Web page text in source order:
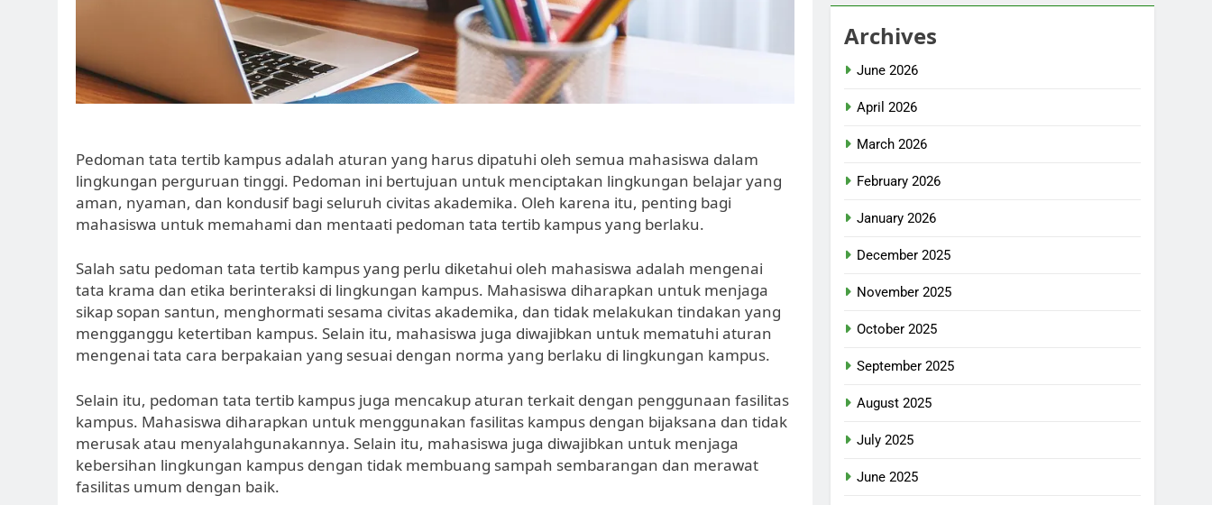
Pedoman tata tertib kampus adalah aturan yang harus dipatuhi oleh semua mahasiswa dalam
lingkungan perguruan tinggi. Pedoman ini bertujuan untuk menciptakan lingkungan belajar yang
aman, nyaman, dan kondusif bagi seluruh civitas akademika. Oleh karena itu, penting bagi
mahasiswa untuk memahami dan mentaati pedoman tata tertib kampus yang berlaku.
Salah satu pedoman tata tertib kampus yang perlu diketahui oleh mahasiswa adalah mengenai
tata krama dan etika berinteraksi di lingkungan kampus. Mahasiswa diharapkan untuk menjaga
sikap sopan santun, menghormati sesama civitas akademika, dan tidak melakukan tindakan yang
mengganggu ketertiban kampus. Selain itu, mahasiswa juga diwajibkan untuk mematuhi aturan
mengenai tata cara berpakaian yang sesuai dengan norma yang berlaku di lingkungan kampus.
Selain itu, pedoman tata tertib kampus juga mencakup aturan terkait dengan penggunaan fasilitas
kampus. Mahasiswa diharapkan untuk menggunakan fasilitas kampus dengan bijaksana dan tidak
merusak atau menyalahgunakannya. Selain itu, mahasiswa juga diwajibkan untuk menjaga
kebersihan lingkungan kampus dengan tidak membuang sampah sembarangan dan merawat
fasilitas umum dengan baik.
Archives
June 2026
April 2026
March 2026
February 2026
January 2026
December 2025
November 2025
October 2025
September 2025
August 2025
July 2025
June 2025